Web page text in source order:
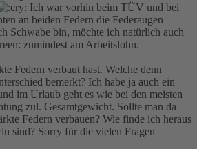
Ich war vorhin beim TÜV und bei
an beiden Federn die Federaugen
Schwabe bin, möchte ich natürlich auch
zumindest am Arbeitslohn.
Federn verbaut hast. Welche denn
bemerkt? Ich habe ja auch ein
im Urlaub geht es wie bei den meisten
zul. Gesamtgewicht. Sollte man da
Federn verbauen? Wie finde ich heraus
sind? Sorry für die vielen Fragen